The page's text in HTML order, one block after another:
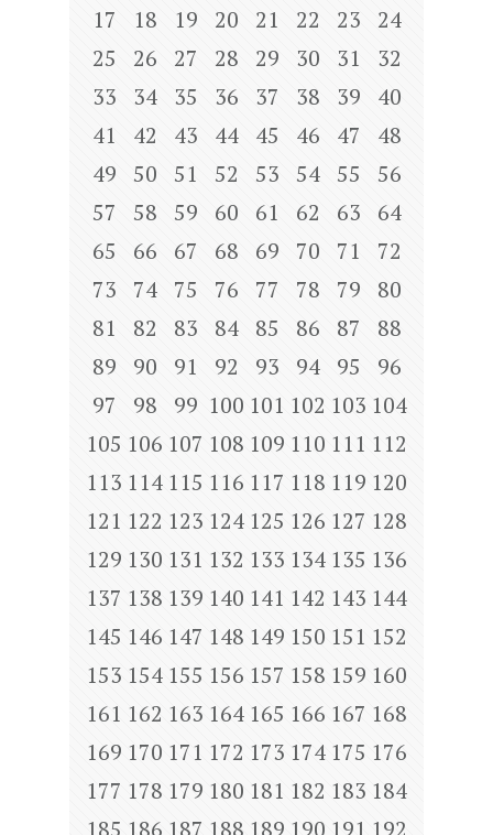
17
18 19 20 21 22 23
24
25
26 27 28 29 30 31
32
33
34 35 36 37 38 39
40
41
42 43 44 45 46 47
48
49
50 51 52 53 54 55
56
57
58 59 60 61 62 63
64
65
66 67 68 69 70 71
72
73
74 75 76 77 78 79
80
81
82 83 84 85 86 87
88
89
90 91 92 93 94 95
96
97
98 99 100 101 102 103 104
105 106 107 108 109 110 111 112
113 114 115 116 117 118 119 120
121 122 123 124 125 126 127 128
129 130 131 132 133 134 135 136
137 138 139 140 141 142 143 144
145 146 147 148 149 150 151 152
153 154 155 156 157 158 159 160
161 162 163 164 165 166 167 168
169 170 171 172 173 174 175 176
177 178 179 180 181 182 183 184